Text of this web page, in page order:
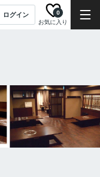
ログイン
お気に入り
0